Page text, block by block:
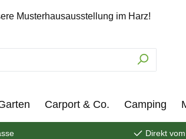
Musterhausausstellung im Harz!
Carport & Co. Camping
Direkt